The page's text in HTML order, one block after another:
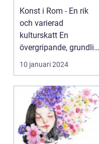
Konst i Rom - En rik
och varierad
kulturskatt En
övergripande, grundlig
översikt över "konst i
rom"...
10 januari 2024